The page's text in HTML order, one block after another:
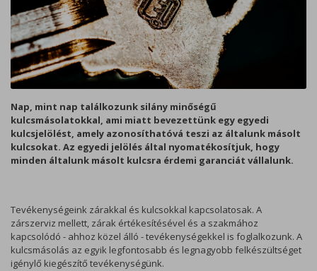
Nap, mint nap találkozunk silány minőségű
kulcsmásolatokkal, ami miatt bevezettünk egy egyedi
kulcsjelölést, amely azonosíthatóvá teszi az általunk másolt
kulcsokat. Az egyedi jelölés által nyomatékosítjuk, hogy
minden általunk másolt kulcsra érdemi garanciát vállalunk.
Tevékenységeink zárakkal és kulcsokkal kapcsolatosak. A
zárszerviz mellett, zárak értékesítésével és a szakmához
kapcsolódó - ahhoz közel álló - tevékenységekkel is foglalkozunk. A
kulcsmásolás az egyik legfontosabb és legnagyobb felkészültséget
igénylő kiegészítő tevékenységünk.